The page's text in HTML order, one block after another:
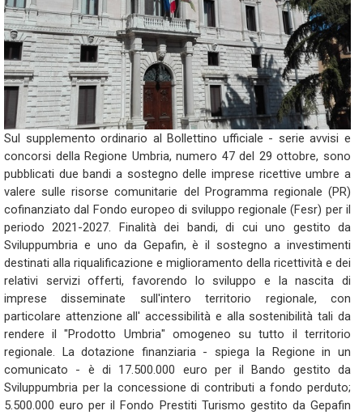
Sul supplemento ordinario al Bollettino ufficiale - serie avvisi e
concorsi della Regione Umbria, numero 47 del 29 ottobre, sono
pubblicati due bandi a sostegno delle imprese ricettive umbre a
valere sulle risorse comunitarie del Programma regionale (PR)
cofinanziato dal Fondo europeo di sviluppo regionale (Fesr) per il
periodo 2021-2027. Finalità dei bandi, di cui uno gestito da
Sviluppumbria e uno da Gepafin, è il sostegno a investimenti
destinati alla riqualificazione e miglioramento della ricettività e dei
relativi servizi offerti, favorendo lo sviluppo e la nascita di
imprese disseminate sull'intero territorio regionale, con
particolare attenzione all' accessibilità e alla sostenibilità tali da
rendere il "Prodotto Umbria" omogeneo su tutto il territorio
regionale. La dotazione finanziaria - spiega la Regione in un
comunicato - è di 17.500.000 euro per il Bando gestito da
Sviluppumbria per la concessione di contributi a fondo perduto;
5.500.000 euro per il Fondo Prestiti Turismo gestito da Gepafin